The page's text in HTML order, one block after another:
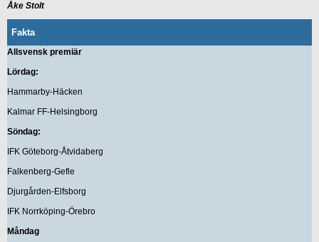
Åke Stolt
Fakta
Allsvensk premiär
Lördag:
Hammarby-Häcken
Kalmar FF-Helsingborg
Söndag:
IFK Göteborg-Åtvidaberg
Falkenberg-Gefle
Djurgården-Elfsborg
IFK Norrköping-Örebro
Måndag